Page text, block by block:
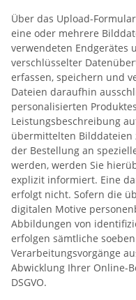
Über das Upload-
eine oder mehrere
verwendeten Endgerätes
verschlüsselter
erfassen, speichern und
Dateien daraufhin
personalisierten
Leistungsbeschreibung
übermittelten
der Bestellung an
werden, werden Sie
explizit informiert. Eine
erfolgt nicht. Sofern die
digitalen Motive
Abbildungen von
erfolgen sämtliche
Verarbeitungsvorgänge
Abwicklung Ihrer Online-
DSGVO.